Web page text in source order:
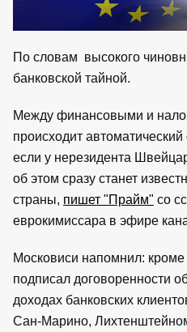
По словам высокого
банковской тайной.
Между финансовыми и
происходит
если у нерезидента
об этом сразу станет
страны, пишет "Прайм" со
еврокимиссара в эфире
Московиси напомнил:
подписал договоренности
доходах банковских
Сан-Марино,